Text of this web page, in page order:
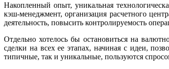
Накопленный опыт, уникальная
кэш-менеджмент, организация расчетного
деятельность, повысить контролируемость
Отдельно хотелось бы остановиться на
сделки на всех ее этапах, начиная с идеи,
типичные, так и уникальные, пользуются